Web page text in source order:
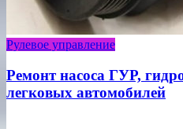
Рулевое управление
Ремонт насоса ГУР,
легковых автомобилей